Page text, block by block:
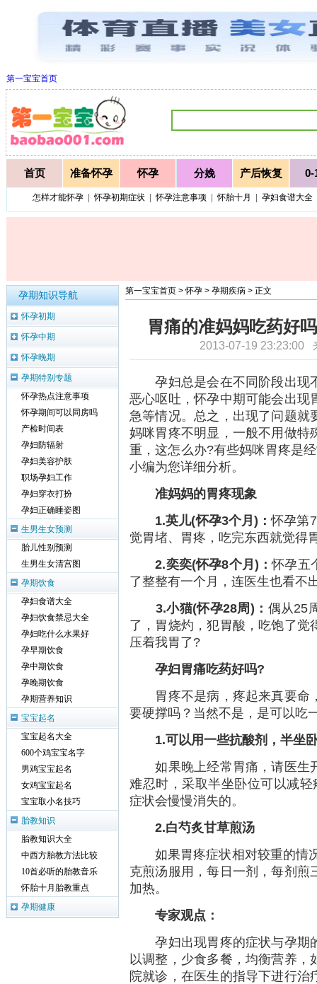
第一宝宝首页
首页 准备怀孕 怀孕 分娩 产后恢复 0-
怎样才能怀孕 |怀孕初期症状 |怀孕注意事项 |怀胎十月 孕妇食谱大全
第一宝宝首页 >怀孕 > 孕期疾病 > 正文
胃痛的准妈妈吃药好
2013-07-19 23:23:00
孕妇总是会在不同阶段出现
恶心呕吐，怀孕中期可能会出现
急等情况。总之，出现了问题就
妈咪胃疼不明显，一般不用做特
重，这怎么办?有些妈咪胃疼是
小编为您详细分析。
准妈妈的胃疼现象
1.英儿(怀孕3个月)：怀孕第
觉胃堵、胃疼，吃完东西就觉得
2.奕奕(怀孕8个月)：怀孕五
了整整有一个月，连医生也看不
3.小猫(怀孕28周)： 偶从25
了，胃烧灼，犯胃酸，吃饱了觉
压着我胃了?
孕妇胃痛吃药好吗?
胃疼不是病，疼起来真要命
要硬撑吗？当然不是，是可以吃
1.可以用一些抗酸剂，半坐卧
如果晚上经常胃痛，请医生
难忍时，采取半坐卧位可以减
症状会慢慢消失的。
2.白芍炙甘草煎汤
如果胃疼症状相对较重的情
克煎汤服用，每日一剂，每剂煎
加热。
专家观点：
孕妇出现胃疼的症状与孕期
以调整，少食多餐，均衡营养，
院就诊，在医生的指导下进行治
孕期知识导航
怀孕初期
怀孕中期
怀孕晚期
孕期特别专题
怀孕热点注意事项
怀孕期间可以同房吗
产检时间表
孕妇防辐射
孕妇美容护肤
职场孕妇工作
孕妇穿衣打扮
孕妇正确睡姿图
生男生女预测
胎儿性别预测
生男生女清宫图
孕期饮食
孕妇食谱大全
孕妇饮食禁忌大全
孕妇吃什么水果好
孕早期饮食
孕中期饮食
孕晚期饮食
孕期营养知识
宝宝起名
宝宝起名大全
600个鸡宝宝名字
男鸡宝宝起名
女鸡宝宝起名
宝宝取小名技巧
胎教知识
胎教知识大全
中西方胎教方法比较
10首必听的胎教音乐
怀胎十月胎教重点
孕期健康